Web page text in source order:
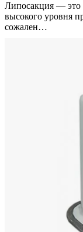
Липосакция — это
высокого уровня
сожален…